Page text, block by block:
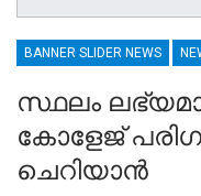
BANNER SLIDER NEWS
സ്ഥലം
കോളേജ്
ചെറിയാൻ